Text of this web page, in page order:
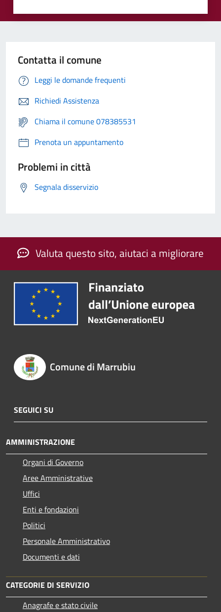
Contatta il comune
Leggi le domande frequenti
Richiedi Assistenza
Chiama il comune 078385531
Prenota un appuntamento
Problemi in città
Segnala disservizio
Valuta questo sito, aiutaci a migliorare
Comune di Marrubiu
SEGUICI SU
AMMINISTRAZIONE
Organi di Governo
Aree Amministrative
Uffici
Enti e fondazioni
Politici
Personale Amministrativo
Documenti e dati
CATEGORIE DI SERVIZIO
Anagrafe e stato civile